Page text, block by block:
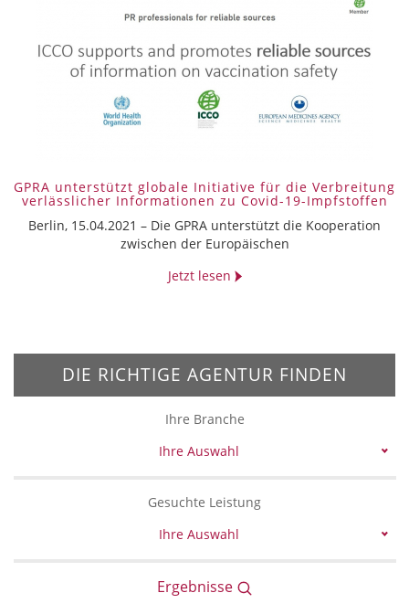
GPRA unterstützt globale Initiative für die Verbreitung
verlässlicher Informationen zu Covid-19-Impfstoffen
Berlin, 15.04.2021 – ­Die GPRA unterstützt die Kooperation
zwischen der Europäischen
Jetzt lesen
DIE RICHTIGE AGENTUR FINDEN
Ihre Branche
Ihre Auswahl
Gesuchte Leistung
Ihre Auswahl
Ergebnisse